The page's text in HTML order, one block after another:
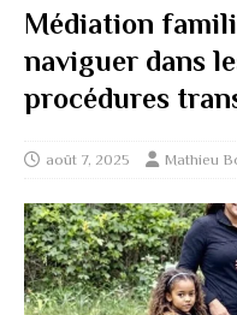
Médiation
naviguer dans
procédures
août 7, 2025 Mathieu